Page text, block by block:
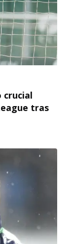
crucial
tras